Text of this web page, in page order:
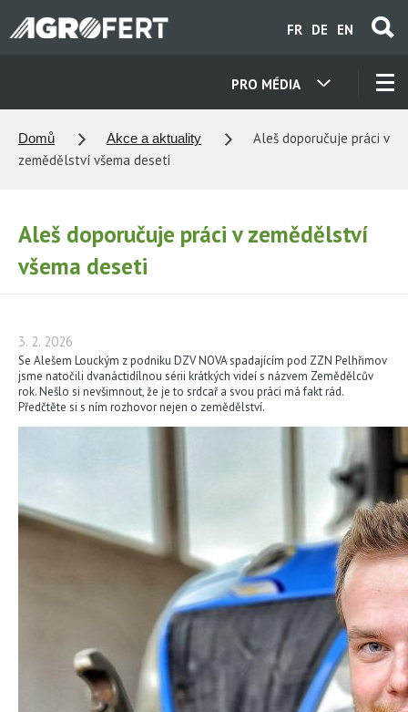
EN
DE
FR
PRO MÉDIA
KONTAKTY
O NÁS
AKTUALITY
Domů Akce a aktuality
Aleš doporučuje práci v
zemědělství všema deseti
Aleš doporučuje práci v zemědělství
všema deseti
3. 2. 2026
Se Alešem Louckým z podniku DZV NOVA spadajícím pod ZZN Pelhřimov
jsme natočili dvanáctidílnou sérii krátkých videí s názvem Zemědělcův
rok. Nešlo si nevšimnout, že je to srdcař a svou práci má fakt rád.
Předčtěte si s ním rozhovor nejen o zemědělství.